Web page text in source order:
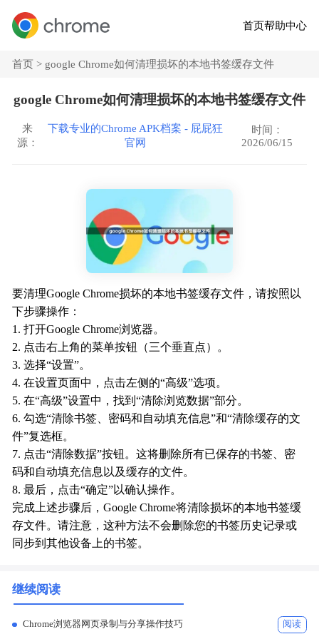
首页帮助中心
首页 > google Chrome如何清理损坏的本地书签缓存文件
google Chrome如何清理损坏的本地书签缓存文件
来
源：
下载专业的Chrome APK档案 - 屁屁狂
官网
时间：
2026/06/15
要清理Google Chrome损坏的本地书签缓存文件，请按照以
下步骤操作：
1. 打开Google Chrome浏览器。
2. 点击右上角的菜单按钮（三个垂直点）。
3. 选择“设置”。
4. 在设置页面中，点击左侧的“高级”选项。
5. 在“高级”设置中，找到“清除浏览数据”部分。
6. 勾选“清除书签、密码和自动填充信息”和“清除缓存的文
件”复选框。
7. 点击“清除数据”按钮。这将删除所有已保存的书签、密
码和自动填充信息以及缓存的文件。
8. 最后，点击“确定”以确认操作。
完成上述步骤后，Google Chrome将清除损坏的本地书签缓
存文件。请注意，这种方法不会删除您的书签历史记录或
同步到其他设备上的书签。
继续阅读
Chrome浏览器网页录制与分享操作技巧 阅读